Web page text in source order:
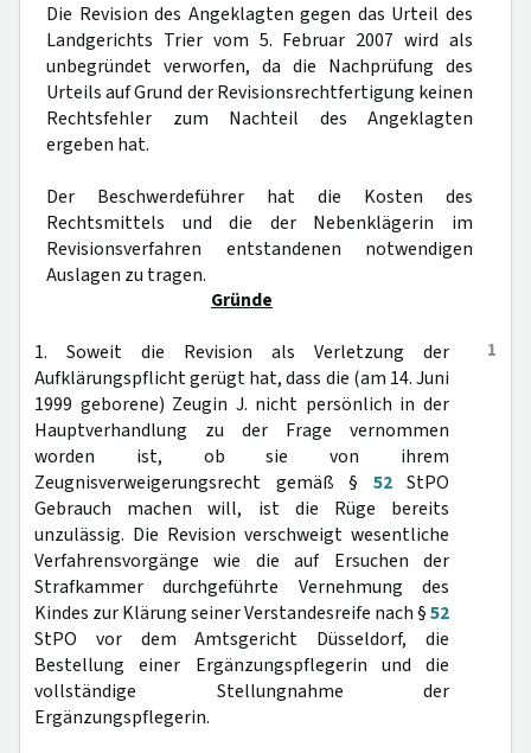
Die Revision des Angeklagten gegen das Urteil des
Landgerichts Trier vom 5. Februar 2007 wird als
unbegründet verworfen, da die Nachprüfung des
Urteils auf Grund der Revisionsrechtfertigung keinen
Rechtsfehler zum Nachteil des Angeklagten
ergeben hat.
Der Beschwerdeführer hat die Kosten des
Rechtsmittels und die der Nebenklägerin im
Revisionsverfahren entstandenen notwendigen
Auslagen zu tragen.
Gründe
1
1. Soweit die Revision als Verletzung der
Aufklärungspflicht gerügt hat, dass die (am 14. Juni
1999 geborene) Zeugin J. nicht persönlich in der
Hauptverhandlung zu der Frage vernommen
worden ist, ob sie von ihrem
Zeugnisverweigerungsrecht gemäß § 52StPO
Gebrauch machen will, ist die Rüge bereits
unzulässig. Die Revision verschweigt wesentliche
Verfahrensvorgänge wie die auf Ersuchen der
Strafkammer durchgeführte Vernehmung des
Kindes zur Klärung seiner Verstandesreife nach §52
StPO vor dem Amtsgericht Düsseldorf, die
Bestellung einer Ergänzungspflegerin und die
vollständige Stellungnahme der
Ergänzungspflegerin.